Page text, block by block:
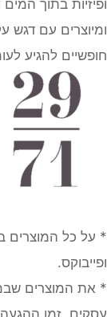
ופיזיות בתוך
ומיוצרים עם דגש
חופשיים להגיע
* על כל המוצרים
ופייבוקס.
עסקים, זמן